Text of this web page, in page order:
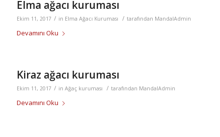
Elma ağacı kuruması
Ekim 11, 2017 / in Elma Ağacı Kuruması / tarafından MandalAdmin
Devamını Oku
Kiraz ağacı kuruması
Ekim 11, 2017 / in Ağaç kuruması / tarafından MandalAdmin
Devamını Oku